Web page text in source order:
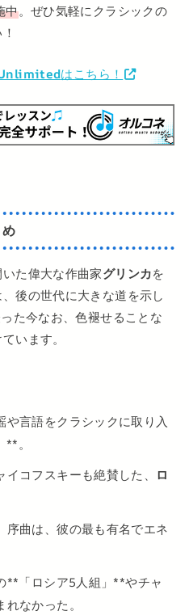
中。ぜひ気軽にクラシックの
はこちら！
た偉大な作曲家グリンカを
後の世代に大きな道を示し
た今なお、色褪せることな
います。
や言語をクラシックに取り入
。
イコフスキーも絶賛した、 ロ
序曲は、彼の最も有名でエネ
**「ロシア5人組」**やチャ
なかった。